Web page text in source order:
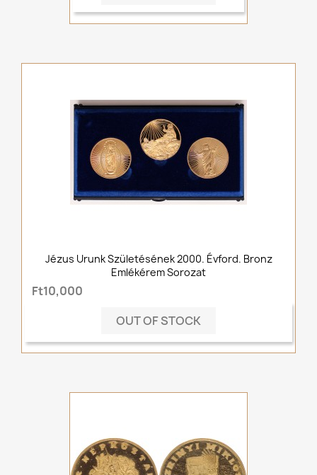
Jézus Urunk Születésének 2000. Évford. Bronz
Emlékérem Sorozat
Ft10,000
OUT OF STOCK